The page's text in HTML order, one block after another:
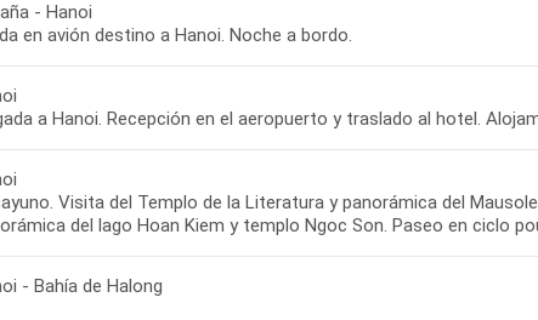
- Hanoi
en avión destino a Hanoi. Noche a bordo.
a Hanoi. Recepción en el aeropuerto y traslado al hotel.
Visita del Templo de la Literatura y panorámica del
del lago Hoan Kiem y templo Ngoc Son. Paseo en ciclo
- Bahía de Halong